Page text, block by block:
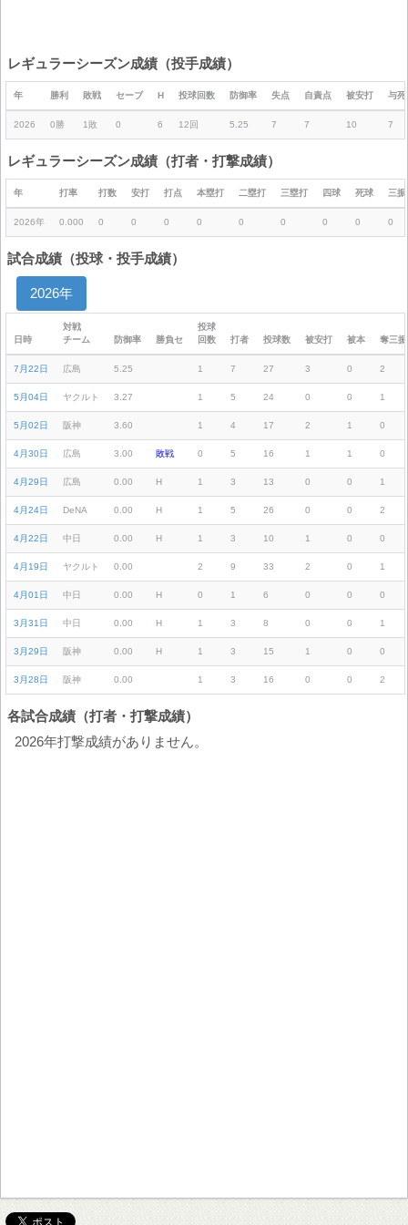
レギュラーシーズン成績（投手成績）
年 勝利 敗戦 セーブ H 投球回数 防御率 失点 自責点 被安打 与死
2026 0勝 1敗 0 6 12回 5.25 7 7 10 7
レギュラーシーズン成績（打者・打撃成績）
年 打率 打数 安打 打点 本塁打 二塁打 三塁打 四球 死球 三振
2026年 0.000 0 0 0 0 0 0 0 0 0
試合成績（投球・投手成績）
2026年
日時
対戦
チーム
防御率 勝負セ
投球
回数
打者 投球数 被安打 被本 奪三振
7月22日 広島 5.25 1 7 27 3 0 2
5月04日 ヤクルト 3.27 1 5 24 0 0 1
5月02日 阪神 3.60 1 4 17 2 1 0
4月30日 広島 3.00 敗戦 0 5 16 1 1 0
4月29日 広島 0.00 H 1 3 13 0 0 1
4月24日 DeNA 0.00 H 1 5 26 0 0 2
4月22日 中日 0.00 H 1 3 10 1 0 0
4月19日 ヤクルト 0.00 2 9 33 2 0 1
4月01日 中日 0.00 H 0 1 6 0 0 0
3月31日 中日 0.00 H 1 3 8 0 0 1
3月29日 阪神 0.00 H 1 3 15 1 0 0
3月28日 阪神 0.00 1 3 16 0 0 2
各試合成績（打者・打撃成績）
2026年打撃成績がありません。